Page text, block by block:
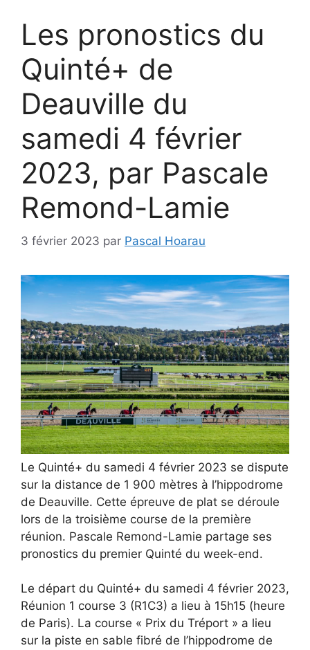
Les pronostics du
Quinté+ de
Deauville du
samedi 4 février
2023, par Pascale
Remond-Lamie
3 février 2023 par Pascal Hoarau
Le Quinté+ du samedi 4 février 2023 se dispute
sur la distance de 1 900 mètres à l’hippodrome
de Deauville. Cette épreuve de plat se déroule
lors de la troisième course de la première
réunion. Pascale Remond-Lamie partage ses
pronostics du premier Quinté du week-end.
Le départ du Quinté+ du samedi 4 février 2023,
Réunion 1 course 3 (R1C3) a lieu à 15h15 (heure
de Paris). La course « Prix du Tréport » a lieu
sur la piste en sable fibré de l’hippodrome de